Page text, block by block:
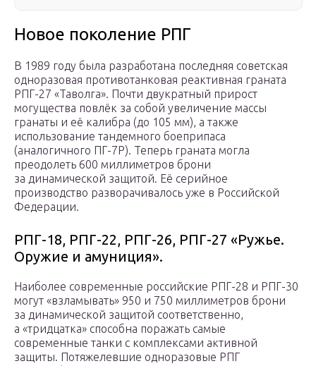
Новое поколение РПГ
В 1989 году была разработана последняя советская
одноразовая противотанковая реактивная граната
РПГ-27 «Таволга». Почти двукратный прирост
могущества повлёк за собой увеличение массы
гранаты и её калибра (до 105 мм), а также
использование тандемного боеприпаса
(аналогичного ПГ-7Р). Теперь граната могла
преодолеть 600 миллиметров брони
за динамической защитой. Её серийное
производство разворачивалось уже в Российской
Федерации.
РПГ-18, РПГ-22, РПГ-26, РПГ-27 «Ружье.
Оружие и амуниция».
Наиболее современные российские РПГ-28 и РПГ-30
могут «взламывать» 950 и 750 миллиметров брони
за динамической защитой соответственно,
а «тридцатка» способна поражать самые
современные танки с комплексами активной
защиты. Потяжелевшие одноразовые РПГ